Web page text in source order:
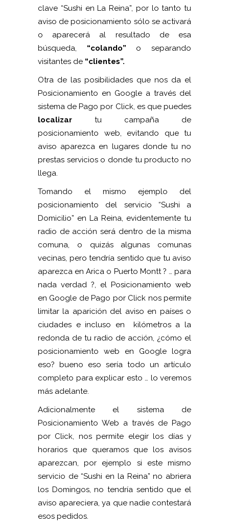
clave “Sushi en La Reina”, por lo tanto tu
aviso de posicionamiento sólo se activará
o aparecerá al resultado de esa
búsqueda, “colando” o separando
visitantes de “clientes”.
Otra de las posibilidades que nos da el
Posicionamiento en Google a través del
sistema de Pago por Click, es que puedes
localizar tu campaña de
posicionamiento web, evitando que tu
aviso aparezca en lugares donde tu no
prestas servicios o donde tu producto no
llega.
Tomando el mismo ejemplo del
posicionamiento del servicio “Sushi a
Domicilio” en La Reina, evidentemente tu
radio de acción será dentro de la misma
comuna, o quizás algunas comunas
vecinas, pero tendría sentido que tu aviso
aparezca en Arica o Puerto Montt ? … para
nada verdad ?, el Posicionamiento web
en Google de Pago por Click nos permite
limitar la aparición del aviso en países o
ciudades e incluso en kilómetros a la
redonda de tu radio de acción, ¿cómo el
posicionamiento web en Google logra
eso? bueno eso sería todo un artículo
completo para explicar esto … lo veremos
más adelante.
Adicionalmente el sistema de
Posicionamiento Web a través de Pago
por Click, nos permite elegir los días y
horarios que queramos que los avisos
aparezcan, por ejemplo si este mismo
servicio de “Sushi en la Reina” no abriera
los Domingos, no tendría sentido que el
aviso apareciera, ya que nadie contestará
esos pedidos.